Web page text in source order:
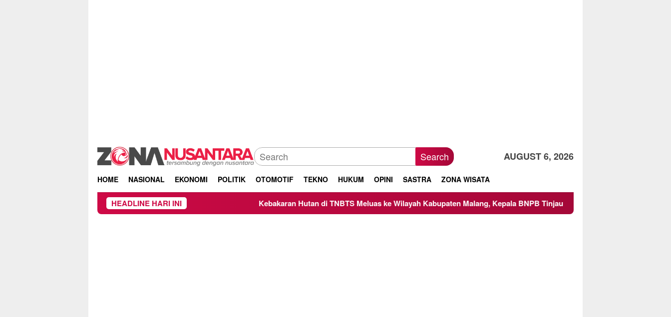
Search AUGUST 6, 2026
HOME NASIONAL EKONOMI POLITIK OTOMOTIF TEKNO HUKUM OPINI SASTRA ZONA WISATA
HEADLINE HARI INIKebakaran Hutan di TNBTS Meluas ke Wilayah Kabupaten Malang, Kepala BNPB Tinjau Langsung Lokasi